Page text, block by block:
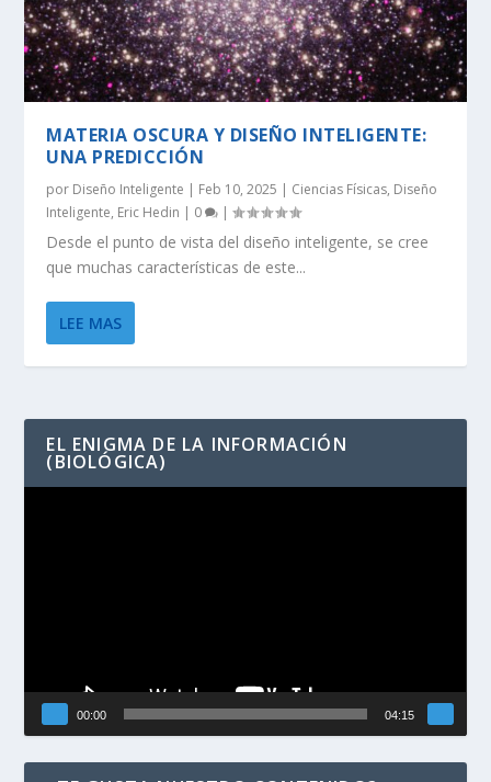
SEGÚN RICHARD DAWKINS, EL ÁRBOL DE LA
VIDA TIENE U...
DAWKINS Y EL DÍA DE DARWIN:
DISTINGUIENDO LA REALI...
EVOLUCIÓN DE LA INFORMACIÓN BIOLÓGICA:
LA DEFINICI...
LA VIDA ES LO MÁS ANTINATURAL DEL
UNIVERSO.
¡CREAMOS LA VIDA! EH, ESPERA UN
MOMENTO…
MATERIA OSCURA Y DISEÑO INTELIGENTE:
UNA PREDICCIÓN
por Diseño Inteligente | Feb 10, 2025 | Ciencias Físicas, Diseño
Inteligente, Eric Hedin | 0 |
Desde el punto de vista del diseño inteligente, se cree
que muchas características de este...
LEE MAS
EL ENIGMA DE LA INFORMACIÓN
(BIOLÓGICA)
00:00 04:15